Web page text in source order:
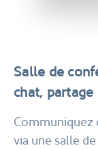
Salle de
chat,
Communiquez
via une salle